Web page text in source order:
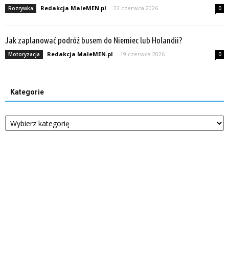
Rozrywka Redakcja MaleMEN.pl - 22 czerwca 2026 0
Jak zaplanować podróż busem do Niemiec lub Holandii?
Motoryzacja Redakcja MaleMEN.pl - 19 czerwca 2026 0
Kategorie
Kategorie